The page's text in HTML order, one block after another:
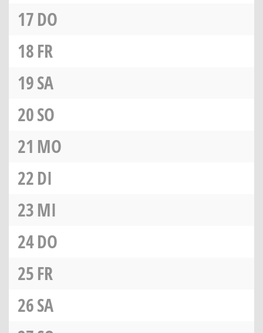
17DO
18FR
19SA
20SO
21 MO
22DI
23MI
24DO
25FR
26SA